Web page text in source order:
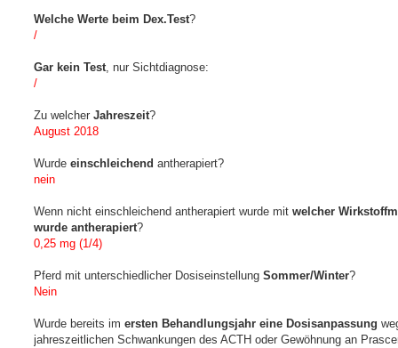
Welche Werte beim Dex.Test?
/
Gar kein Test, nur Sichtdiagnose:
/
Zu welcher Jahreszeit?
August 2018
Wurde einschleichend antherapiert?
nein
Wenn nicht einschleichend antherapiert wurde mit welcher
wurde antherapiert?
0,25 mg (1/4)
Pferd mit unterschiedlicher Dosiseinstellung Sommer/Winter?
Nein
Wurde bereits im ersten Behandlungsjahr eine Dosisanpassung
jahreszeitlichen Schwankungen des ACTH oder Gewöhnung an